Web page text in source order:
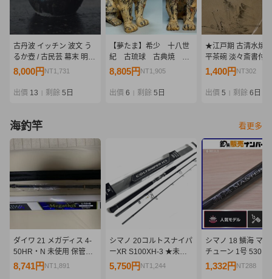
古丹波 イッチン 波文 う
るか壺 / 古民芸 幕末 明治
柳宗悦 日本民藝館
8,000円 NT1,731
出價 13 剩餘 5日
【夢たま】希少 十八世
紀 古琉球 古典焼 シ
ーサー 獅子置物 鈴
珍品 時代物☆
8,805円 NT1,905
出價 6 剩餘 5日
★江戸期 古清水焼
平茶碗 淡々斎書付
1,400円 NT302
出價 5 剩餘 6日
海釣竿 看更多
ダイワ 21 メガディス 4-
50HR・N 未使用 保管品
保証書付き
8,741円 NT1,891
シマノ 20コルトスナイパ
ーXR S100XH-3 ★未使
用品★ SHIMANO
5,750円 NT1,244
シマノ 18 鱗海 マス
チューン 1号 530
SHIMANO RINKAI
1,332円 NT288